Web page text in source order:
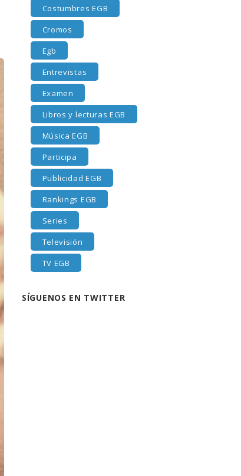
Costumbres EGB
Cromos
Egb
Entrevistas
Examen
Libros y lecturas EGB
Música EGB
Participa
Publicidad EGB
Rankings EGB
Series
Televisión
TV EGB
SÍGUENOS EN TWITTER